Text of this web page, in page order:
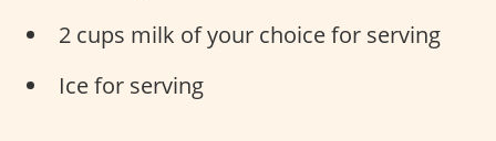
2 cups milk of your choice for serving
Ice for serving